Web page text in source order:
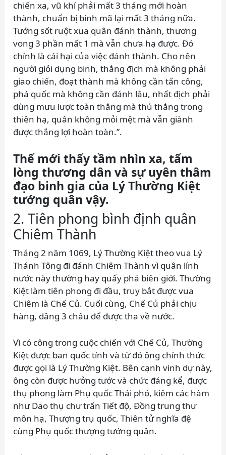
chiến xa, vũ khí phải mất 3 tháng mới hoàn
thành, chuẩn bị binh mã lại mất 3 tháng nữa.
Tướng sốt ruột xua quân đánh thành, thương
vong 3 phần mất 1 mà vẫn chưa hạ được. Đó
chính là cái hại của việc đánh thành. Cho nên
người giỏi dụng binh, thắng địch mà không phải
giao chiến, đoạt thành mà không cần tấn công,
phá quốc mà không cần đánh lâu, nhất địch phải
dùng mưu lược toàn thắng mà thủ thắng trong
thiên hạ, quân không mỏi mệt mà vẫn giành
được thắng lợi hoàn toàn.”.
Thế mới thấy tầm nhìn xa, tấm
lòng thương dân và sự uyên thâm
đạo binh gia của Lý Thường Kiệt
tướng quân vậy.
2. Tiên phong bình định quân
Chiêm Thành
Tháng 2 năm 1069, Lý Thường Kiệt theo vua Lý
Thánh Tông đi đánh Chiêm Thành vì quân lính
nước này thường hay quấy phá biên giới. Thường
Kiệt làm tiên phong đi đầu, truy bắt được vua
Chiêm là Chế Củ. Cuối cùng, Chế Củ phải chịu
hàng, dâng 3 châu để được tha về nước.
Vì có công trong cuộc chiến với Chế Củ, Thường
Kiệt được ban quốc tính và từ đó ông chính thức
được gọi là Lý Thường Kiệt. Bên cạnh vinh dự này,
ông còn được hưởng tước và chức đáng kể, được
thụ phong làm Phụ quốc Thái phó, kiêm các hàm
như Dao thụ chư trấn Tiết độ, Đồng trung thư
môn hạ, Thượng trụ quốc, Thiên tử nghĩa đệ
cùng Phụ quốc thượng tướng quân.